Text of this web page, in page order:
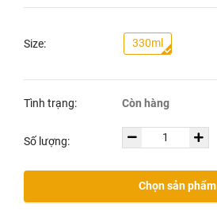
Size: 330ml
Tình trạng: Còn hàng
Số lượng:
Chọn sản phẩm